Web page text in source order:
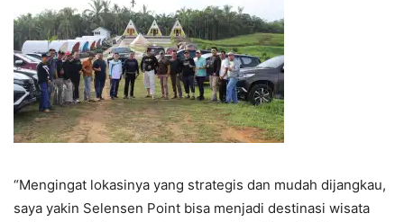
“Mengingat lokasinya yang strategis dan mudah dijangkau,
saya yakin Selensen Point bisa menjadi destinasi wisata